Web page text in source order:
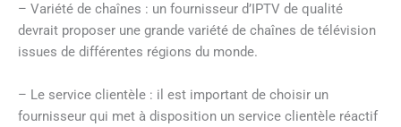
– Variété de chaînes : un fournisseur d’IPTV de qualité
devrait proposer une grande variété de chaînes de télévision
issues de différentes régions du monde.
– Le service clientèle : il est important de choisir un
fournisseur qui met à disposition un service clientèle réactif